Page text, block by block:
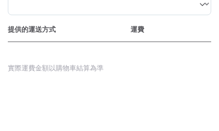
提供的運送方式 運費
實際運費金額以購物車結算為準